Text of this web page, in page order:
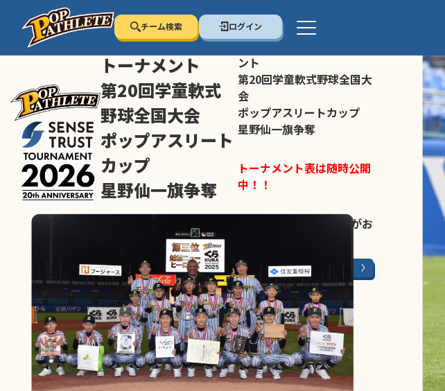
チーム検索 ログイン
センス・トラスト
トーナメント
第20回学童軟式
野球全国大会
ポップアスリート
カップ
星野仙一旗争奪
トーナメント表は随時公開
センス・トラストトーナメ
ント
第20回学童軟式野球全国大
会
ポップアスリートカップ
星野仙一旗争奪
トーナメント表は随時公開
中！！
がお
大会ページはこちら